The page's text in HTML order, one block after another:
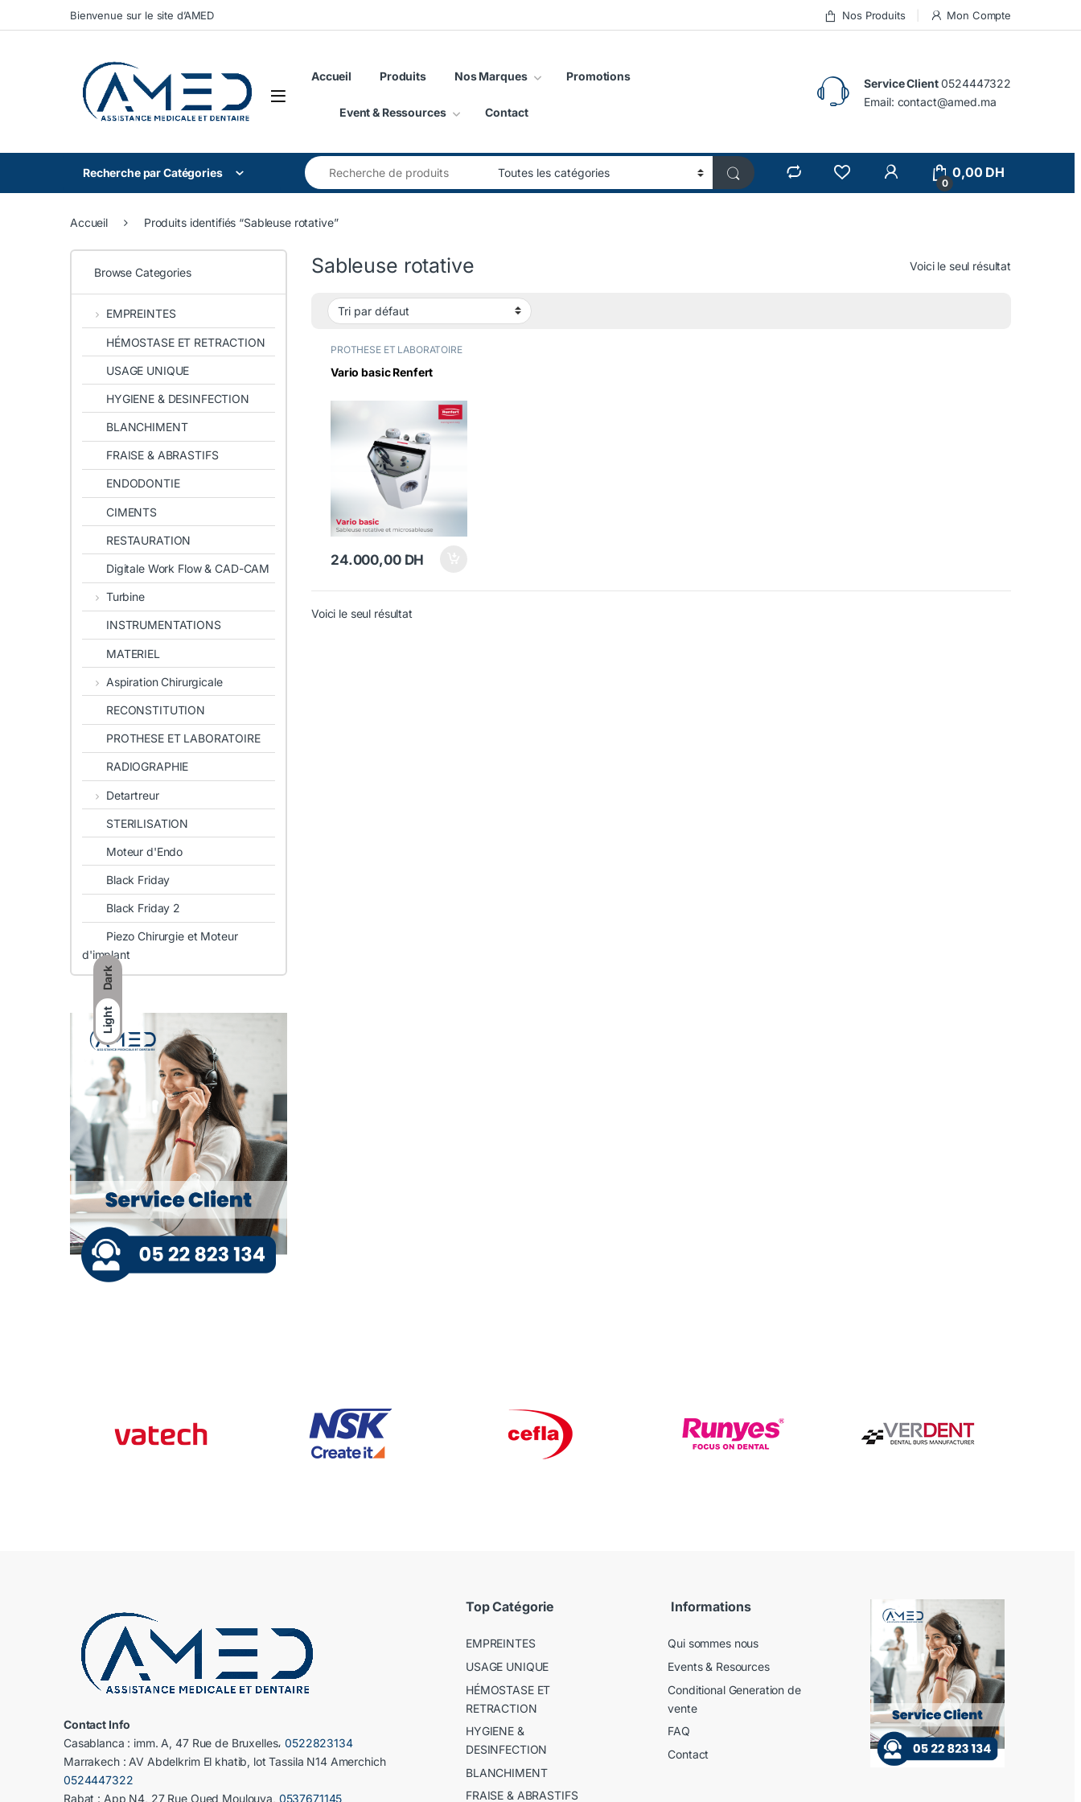
Dark
Light
Skip to navigation
Skip to contentBienvenue sur le site d’AMED Nos Produits Mon Compte
Accueil Produits Nos Marques Promotions
Event & Ressources Contact
Service Client 0524447322
Email: contact@amed.ma
Recherche par Catégories
Search for:
0
0,00 DH
Accueil Produits identifiés “Sableuse rotative”
Sableuse rotative Voici le seul résultat
PROTHESE ET LABORATOIRE
Vario basic Renfert
24.000,00 DH
Voici le seul résultat
Browse Categories
EMPREINTES
HÉMOSTASE ET RETRACTION
USAGE UNIQUE
HYGIENE & DESINFECTION
BLANCHIMENT
FRAISE & ABRASTIFS
ENDODONTIE
CIMENTS
RESTAURATION
Digitale Work Flow & CAD-CAM
Turbine
INSTRUMENTATIONS
MATERIEL
Aspiration Chirurgicale
RECONSTITUTION
PROTHESE ET LABORATOIRE
RADIOGRAPHIE
Detartreur
STERILISATION
Moteur d'Endo
Black Friday
Black Friday 2
Piezo Chirurgie et Moteur
d'implant
Contact Info
Casablanca : imm. A, 47 Rue de Bruxelles،0522823134
Marrakech : AV Abdelkrim El khatib, lot Tassila N14 Amerchich
0524447322
Rabat : App N4, 27 Rue Oued Moulouya, 0537671145
Top Catégorie
EMPREINTES
USAGE UNIQUE
HÉMOSTASE ET
RETRACTION
HYGIENE &
DESINFECTION
BLANCHIMENT
FRAISE & ABRASTIFS
Informations
Qui sommes nous
Events & Resources
Conditional Generation de
vente
FAQ
Contact